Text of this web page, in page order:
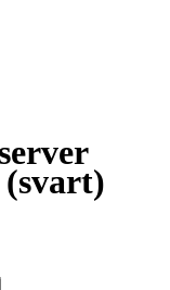
(svart)